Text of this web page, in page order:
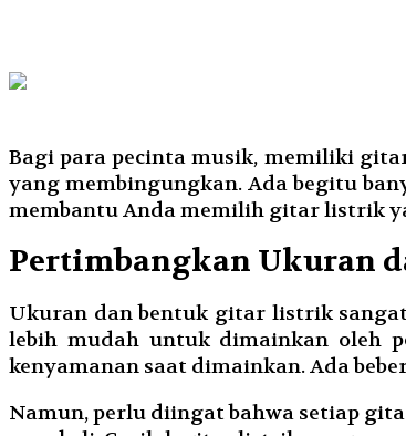
Bagi para pecinta musik, memiliki
yang membingungkan. Ada begitu
membantu Anda memilih gitar listrik
Pertimbangkan Ukuran
Ukuran dan bentuk gitar listrik
lebih mudah untuk dimainkan oleh
kenyamanan saat dimainkan. Ada
Namun, perlu diingat bahwa setiap